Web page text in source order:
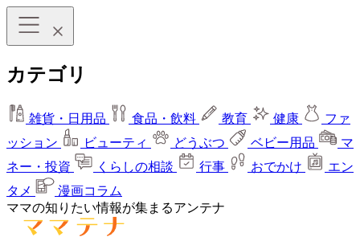
カテゴリ
雑貨・日用品 食品・飲料 教育 健康
ファ
ッション
ビューティ どうぶつ ベビー用品
マ
ネー・投資
くらしの相談 行事 おでかけ
エン
タメ
漫画コラム
ママの知りたい情報が集まるアンテナ